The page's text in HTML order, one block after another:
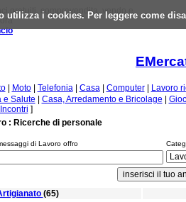
utilizza i cookies. Per leggere come
gratuiti, compravendita, vendo e
| Moto| Telefonia| Casa| Computer|
Lavoro
e Salute Casa, Arredamento e Bricolage
Incontri ]
: Ricerche di personale
di Lavoro offro
(65)